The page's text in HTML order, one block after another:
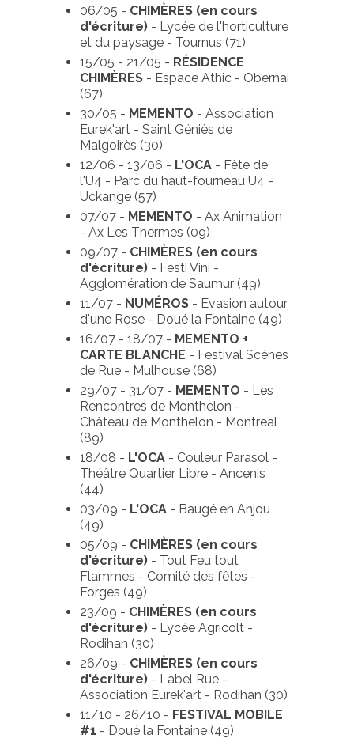
06/05 - CHIMÈRES (en cours
d'écriture) - Lycée de l'horticulture
et du paysage - Tournus (71)
15/05 - 21/05 - RÉSIDENCE
CHIMÈRES - Espace Athic - Obernai
(67)
30/05 - MEMENTO - Association
Eurek'art - Saint Géniès de
Malgoirès (30)
12/06 - 13/06 - L'OCA - Fête de
l'U4 - Parc du haut-fourneau U4 -
Uckange (57)
07/07 - MEMENTO - Ax Animation
- Ax Les Thermes (09)
09/07 - CHIMÈRES (en cours
d'écriture) - Festi Vini -
Agglomération de Saumur (49)
11/07 - NUMÉROS - Evasion autour
d'une Rose - Doué la Fontaine (49)
16/07 - 18/07 - MEMENTO +
CARTE BLANCHE - Festival Scènes
de Rue - Mulhouse (68)
29/07 - 31/07 - MEMENTO - Les
Rencontres de Monthelon -
Château de Monthelon - Montreal
(89)
18/08 - L'OCA - Couleur Parasol -
Théâtre Quartier Libre - Ancenis
(44)
03/09 - L'OCA - Baugé en Anjou
(49)
05/09 - CHIMÈRES (en cours
d'écriture) - Tout Feu tout
Flammes - Comité des fêtes -
Forges (49)
23/09 - CHIMÈRES (en cours
d'écriture) - Lycée Agricolt -
Rodihan (30)
26/09 - CHIMÈRES (en cours
d'écriture) - Label Rue -
Association Eurek'art - Rodihan (30)
11/10 - 26/10 - FESTIVAL MOBILE
#1 - Doué la Fontaine (49)